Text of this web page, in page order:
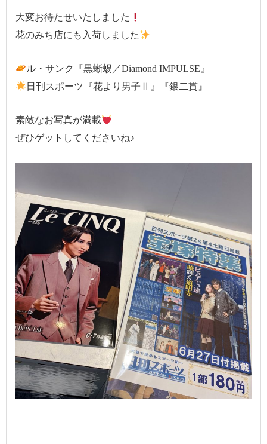
大変お待たせいたしました
花のみち店にも入荷しました
ル・サンク『黒蜥蜴／Diamond IMPULSE』
日刊スポーツ『花より男子Ⅱ』『銀二貫』
素敵なお写真が満載
ぜひゲットしてくださいね♪